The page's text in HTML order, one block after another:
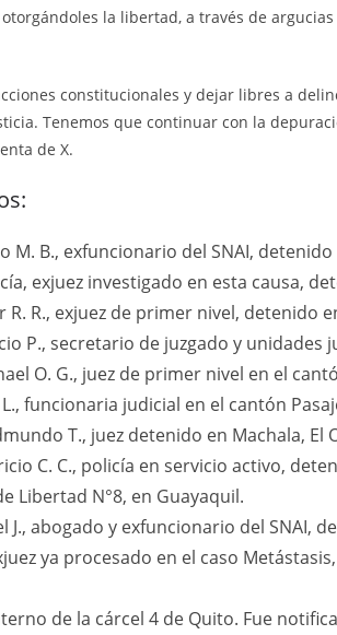
la libertad, a través de
constitucionales y dejar libres a
Tenemos que continuar con la
de X.
M. B., exfuncionario del SNAI,
exjuez investigado en esta causa,
R. R., exjuez de primer nivel, detenido
P., secretario de juzgado y
O. G., juez de primer nivel en el
L., funcionaria judicial en el cantón
T., juez detenido en Machala, El
C. C., policía en servicio activo,
Libertad N°8, en Guayaquil.
J., abogado y exfuncionario del SNAI,
ya procesado en el caso
de la cárcel 4 de Quito. Fue